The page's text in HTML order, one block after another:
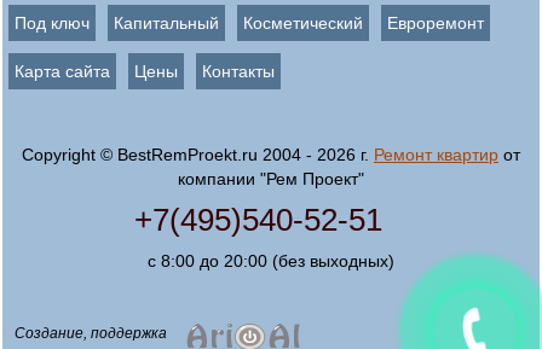
Под ключ Капитальный Косметический Евроремонт
Карта сайта Цены Контакты
Copyright © BestRemProekt.ru 2004 - 2026 г. Ремонт квартирот
компании "Рем Проект"
+7(495)540-52-51
с 8:00 до 20:00 (без выходных)
Создание, поддержка